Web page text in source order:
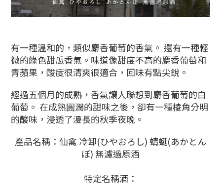
有一種溫和的，類似麝香葡萄的香氣。 還有一種輕
微的綠色甜瓜香氣。味道像甜度不高的麝香葡萄和
青蘋果，酸度很清爽很適合，回味有點尖銳。
經過五個月的成熟，香氣讓人聯想到麝香葡萄的白
葡萄。 在成熟圓潤的甜味之後，卻有一種棱角分明
的酸味，浸透了漫長的秋季夜晚。
產品名稱：仙禽 冷卸(ひやおろし) 蜻蜓(あかとん
ぼ) 無濾過原酒
特定名稱酒：